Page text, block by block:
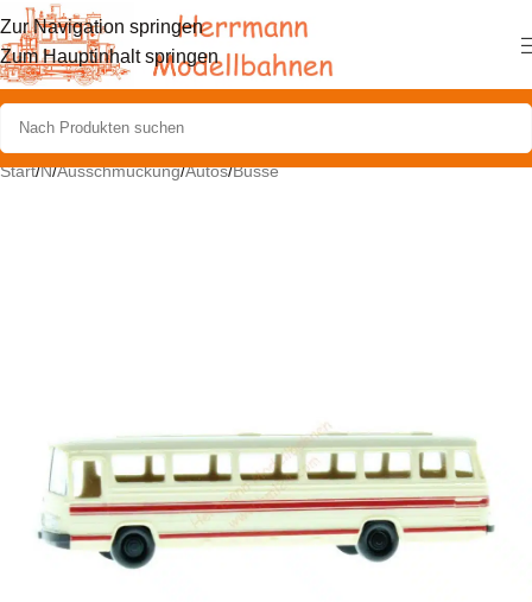
Zur Navigation springen
Zum Hauptinhalt springen
Start/N/Ausschmückung/Autos/Busse